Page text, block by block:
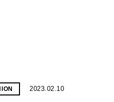
2023.02.10